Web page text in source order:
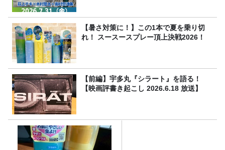
【暑さ対策に！】この1本で夏を乗り切
れ！ スースースプレー頂上決戦2026！
【前編】宇多丸『シラート』を語る！
【映画評書き起こし 2026.6.18 放送】